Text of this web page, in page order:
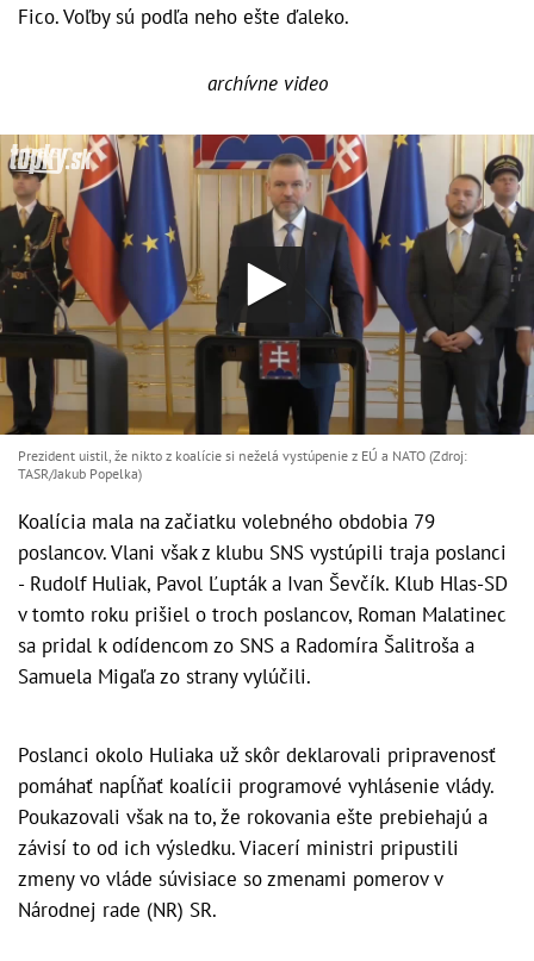
Fico. Voľby sú podľa neho ešte ďaleko.
archívne video
Prezident uistil, že nikto z koalície si neželá vystúpenie z EÚ a NATO (Zdroj:
TASR/Jakub Popelka)
Koalícia mala na začiatku volebného obdobia 79
poslancov. Vlani však z klubu SNS vystúpili traja poslanci
- Rudolf Huliak, Pavol Ľupták a Ivan Ševčík. Klub Hlas-SD
v tomto roku prišiel o troch poslancov, Roman Malatinec
sa pridal k odídencom zo SNS a Radomíra Šalitroša a
Samuela Migaľa zo strany vylúčili.
Poslanci okolo Huliaka už skôr deklarovali pripravenosť
pomáhať napĺňať koalícii programové vyhlásenie vlády.
Poukazovali však na to, že rokovania ešte prebiehajú a
závisí to od ich výsledku. Viacerí ministri pripustili
zmeny vo vláde súvisiace so zmenami pomerov v
Národnej rade (NR) SR.